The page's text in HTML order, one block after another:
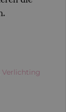
Verlichting